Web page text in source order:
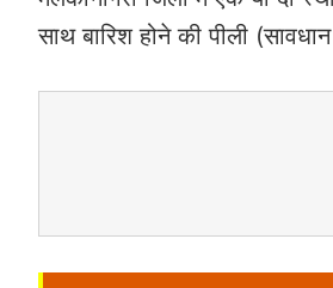
साथ बारिश होने की पीली